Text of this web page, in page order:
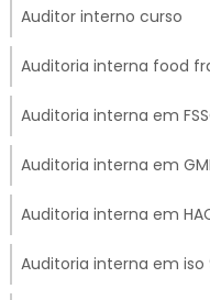
Auditor interno curso
Auditoria interna food
Auditoria interna em
Auditoria interna em
Auditoria interna em
Auditoria interna em iso